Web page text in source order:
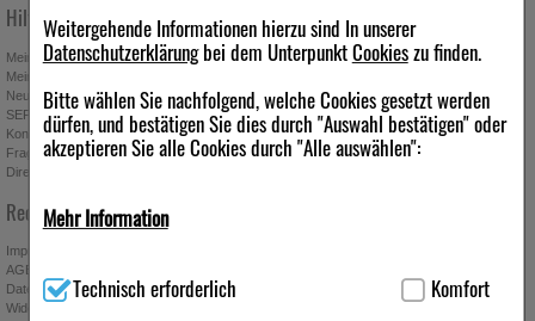
Weitergehende Informationen hierzu sind In unserer
Datenschutzerklärungbei dem UnterpunktCookieszu finden.
Bitte wählen Sie nachfolgend, welche Cookies gesetzt werden
dürfen, und bestätigen Sie dies durch "Auswahl bestätigen" oder
akzeptieren Sie alle Cookies durch "Alle auswählen":
Mehr Information
für die Grundfunktionen unserer Website notwendig sind (z.B.
Technisch erforderlich
Komfort
Hilfe & Kontakt
Mein Kundenkonto
Mein Merkzettel
Neuregistrierung
SEPA-Empfängerüberprüfung
Kontakt
Fragen & Antworten
Direktbestellung
Unternehmen
Stellenangebote
Affiliate-Programm
Download-Archiv
Bonus-Programm
Freundschaftswerbung
Rechtliches
Impressum
AGB
Datenschutz
Widerrufsbelehrung